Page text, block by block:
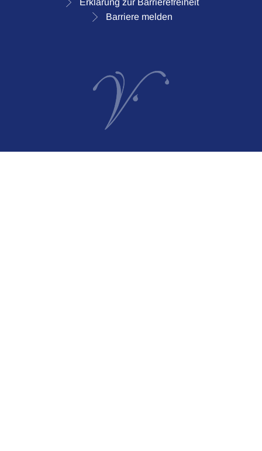
Erklärung zur Barrierefreiheit
Barriere melden